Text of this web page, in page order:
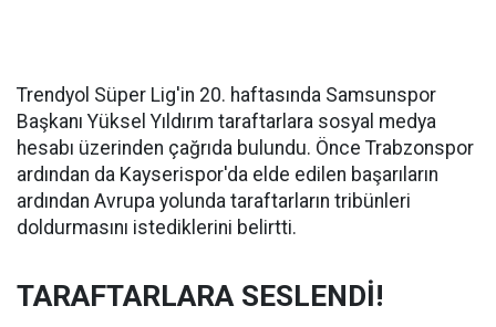
Trendyol Süper Lig'in 20. haftasında Samsunspor
Başkanı Yüksel Yıldırım taraftarlara sosyal medya
hesabı üzerinden çağrıda bulundu. Önce Trabzonspor
ardından da Kayserispor'da elde edilen başarıların
ardından Avrupa yolunda taraftarların tribünleri
doldurmasını istediklerini belirtti.
TARAFTARLARA SESLENDİ!